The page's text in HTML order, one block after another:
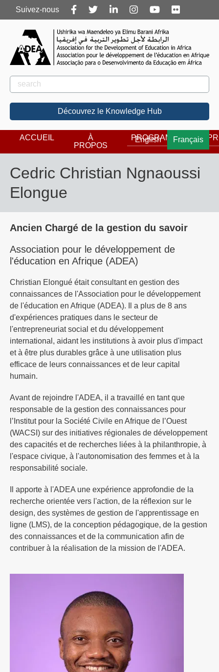
Follow
us
Suivez-nous
Rechercher
Rechercher
Découvrez le Knowledge Hub
English Français
ACCUEIL
À
PROPOS
PROGRAMMES
Cedric Christian Ngnaoussi
Elongue
Ancien Chargé de la gestion du savoir
Association pour le développement de
l'éducation en Afrique (ADEA)
Christian Elongué était consultant en gestion des
connaissances de l'Association pour le développement
de l'éducation en Afrique (ADEA). Il a plus de 8 ans
d'expériences pratiques dans le secteur de
l'entrepreneuriat social et du développement
international, aidant les institutions à avoir plus d'impact
et à être plus durables grâce à une utilisation plus
efficace de leurs connaissances et de leur capital
humain.
Avant de rejoindre l'ADEA, il a travaillé en tant que
responsable de la gestion des connaissances pour
l’Institut pour la Société Civile en Afrique de l’Ouest
(WACSI) sur des initiatives régionales de développement
des capacités et de recherches liées à la philanthropie, à
l'espace civique, à l'autonomisation des femmes et à la
responsabilité sociale.
Il apporte à l'ADEA une expérience approfondie de la
recherche orientée vers l'action, de la réflexion sur le
design, des systèmes de gestion de l'apprentissage en
ligne (LMS), de la conception pédagogique, de la gestion
des connaissances et de la communication afin de
contribuer à la réalisation de la mission de l'ADEA.